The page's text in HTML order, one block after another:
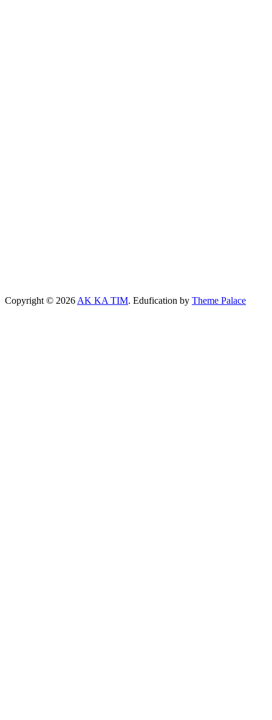
Copyright © 2026 AK KA TIM. Edufication by Theme Palace